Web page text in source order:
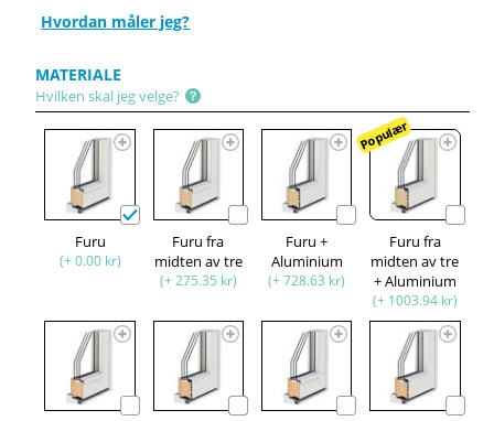
Hvordan måler jeg?
MATERIALE
Hvilken skal jeg velge?
Furu
(+ 0.00 kr)
Furu fra
midten av tre
(+ 275.35 kr)
Furu +
Aluminium
(+ 728.63 kr)
Populær
Furu fra
midten av tre
+ Aluminium
(+ 1003.94 kr)